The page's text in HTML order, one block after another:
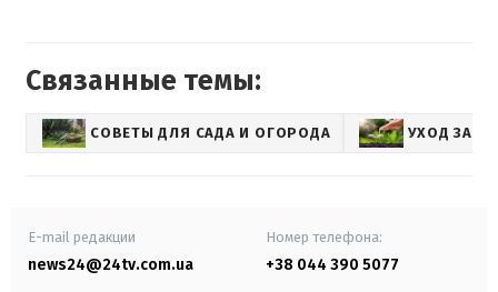
Связанные темы:
СОВЕТЫ ДЛЯ САДА И ОГОРОДА УХОД ЗА
E-mail редакции
news24@24tv.com.ua
Номер телефона:
+38 044 390 5077